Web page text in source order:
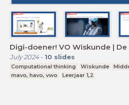
Digi-doener! VO Wiskunde |
July 2024- 10 slides
Computational thinking Wiskunde
mavo, havo, vwo
Leerjaar 1,2